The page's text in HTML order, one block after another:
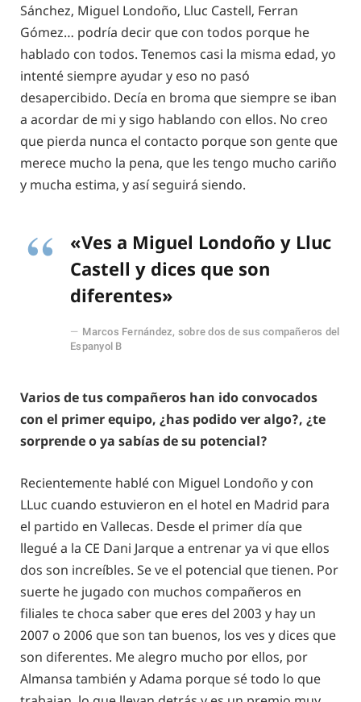
Sánchez, Miguel Londoño, Lluc Castell, Ferran
Gómez… podría decir que con todos porque he
hablado con todos. Tenemos casi la misma edad, yo
intenté siempre ayudar y eso no pasó
desapercibido. Decía en broma que siempre se iban
a acordar de mi y sigo hablando con ellos. No creo
que pierda nunca el contacto porque son gente que
merece mucho la pena, que les tengo mucho cariño
y mucha estima, y así seguirá siendo.
«Ves a Miguel Londoño y Lluc
Castell y dices que son
diferentes»
Marcos Fernández, sobre dos de sus compañeros del
Espanyol B
Varios de tus compañeros han ido convocados
con el primer equipo, ¿has podido ver algo?, ¿te
sorprende o ya sabías de su potencial?
Recientemente hablé con Miguel Londoño y con
LLuc cuando estuvieron en el hotel en Madrid para
el partido en Vallecas. Desde el primer día que
llegué a la CE Dani Jarque a entrenar ya vi que ellos
dos son increíbles. Se ve el potencial que tienen. Por
suerte he jugado con muchos compañeros en
filiales te choca saber que eres del 2003 y hay un
2007 o 2006 que son tan buenos, los ves y dices que
son diferentes. Me alegro mucho por ellos, por
Almansa también y Adama porque sé todo lo que